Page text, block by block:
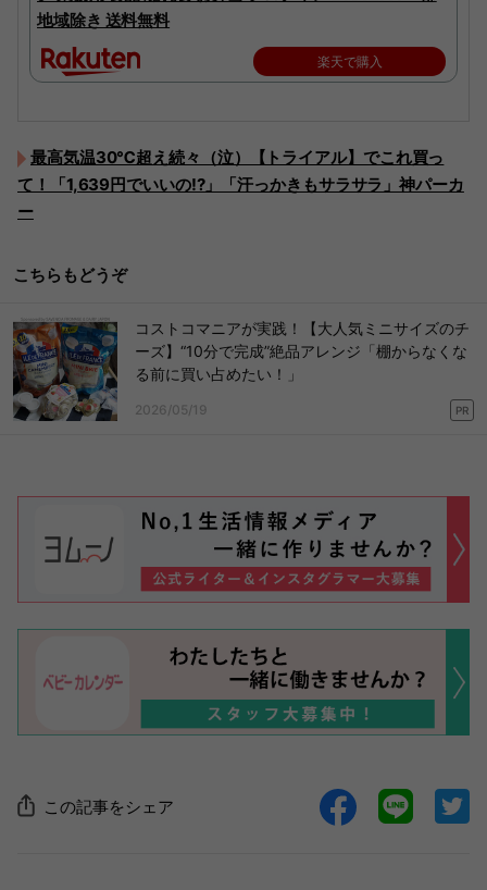
地域除き 送料無料
楽天で購入
最高気温30℃超え続々（泣）【トライアル】でこれ買っ
て！「1,639円でいいの!?」「汗っかきもサラサラ」神パーカ
ー
こちらもどうぞ
コストコマニアが実践！【大人気ミニサイズのチ
ーズ】“10分で完成”絶品アレンジ「棚からなくな
る前に買い占めたい！」
2026/05/19 PR
この記事をシェア